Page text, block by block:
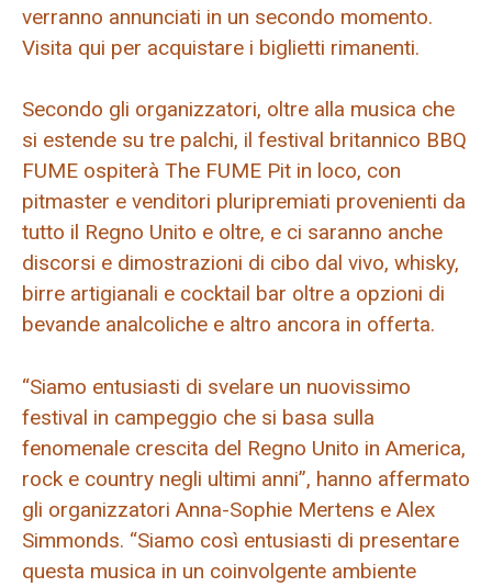
verranno annunciati in un secondo momento.
Visita qui per acquistare i biglietti rimanenti.
Secondo gli organizzatori, oltre alla musica che
si estende su tre palchi, il festival britannico BBQ
FUME ospiterà The FUME Pit in loco, con
pitmaster e venditori pluripremiati provenienti da
tutto il Regno Unito e oltre, e ci saranno anche
discorsi e dimostrazioni di cibo dal vivo, whisky,
birre artigianali e cocktail bar oltre a opzioni di
bevande analcoliche e altro ancora in offerta.
“Siamo entusiasti di svelare un nuovissimo
festival in campeggio che si basa sulla
fenomenale crescita del Regno Unito in America,
rock e country negli ultimi anni”, hanno affermato
gli organizzatori Anna-Sophie Mertens e Alex
Simmonds. “Siamo così entusiasti di presentare
questa musica in un coinvolgente ambiente